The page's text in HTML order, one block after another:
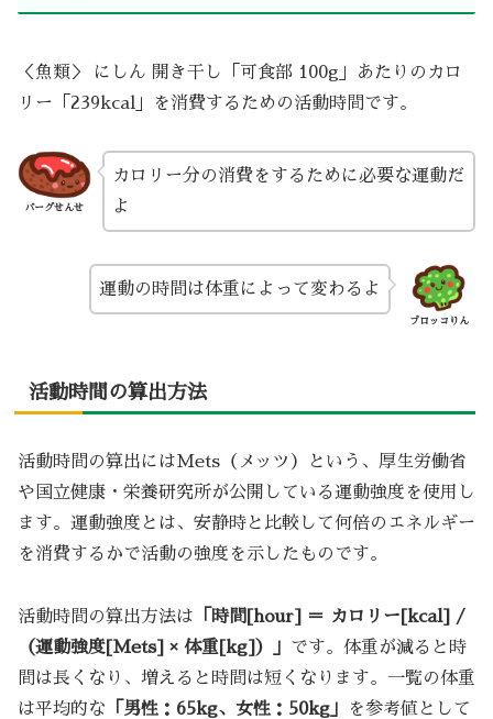
＜魚類＞ にしん 開き干し「可食部 100g」あたりのカロ
リー「239kcal」を消費するための活動時間です。
バーグせんせ
カロリー分の消費をするために必要な運動だ
よ
ブロッコりん
運動の時間は体重によって変わるよ
活動時間の算出方法
活動時間の算出にはMets（メッツ）という、厚生労働省
や国立健康・栄養研究所が公開している運動強度を使用し
ます。運動強度とは、安静時と比較して何倍のエネルギー
を消費するかで活動の強度を示したものです。
活動時間の算出方法は 「時間[hour] ＝ カロリー[kcal] /
（運動強度[Mets] × 体重[kg]）」 です。体重が減ると時
間は長くなり、増えると時間は短くなります。一覧の体重
は平均的な 「男性：65kg、女性：50kg」
を参考値として